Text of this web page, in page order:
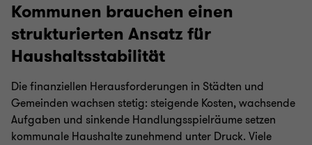
Kommunen brauchen einen
strukturierten Ansatz für
Haushaltsstabilität
Die finanziellen Herausforderungen in Städten und
Gemeinden wachsen stetig: steigende Kosten, wachsende
Aufgaben und sinkende Handlungsspielräume setzen
kommunale Haushalte zunehmend unter Druck. Viele